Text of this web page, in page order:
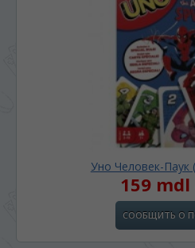
Уно Человек-Паук
159 mdl
СООБЩИТЬ О